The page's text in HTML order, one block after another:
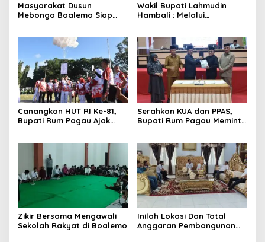
Masyarakat Dusun
Mebongo Boalemo Siap
Wakil Bupati Lahmudin
Hambali : Melalui
Pramuka
Canangkan HUT RI Ke-81,
Bupati Rum Pagau Ajak
Serahkan KUA dan PPAS,
Bupati Rum Pagau Meminta
Zikir Bersama Mengawali
Sekolah Rakyat di Boalemo
Inilah Lokasi Dan Total
Anggaran Pembangunan